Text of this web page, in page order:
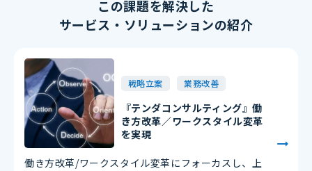
この課題を解決した
サービス・ソリューションの紹介
戦略立案 業務改善
『テンダコンサルティング』働
き方改革／ワークスタイル変革
を実現
働き方改革/ワークスタイル変革にフォーカスし、上